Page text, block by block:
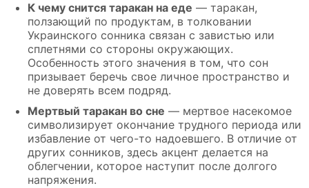
К чему снится таракан на еде — таракан,
ползающий по продуктам, в толковании
Украинского сонника связан с завистью или
сплетнями со стороны окружающих.
Особенность этого значения в том, что сон
призывает беречь свое личное пространство и
не доверять всем подряд.
Мертвый таракан во сне — мертвое насекомое
символизирует окончание трудного периода или
избавление от чего-то надоевшего. В отличие от
других сонников, здесь акцент делается на
облегчении, которое наступит после долгого
напряжения.